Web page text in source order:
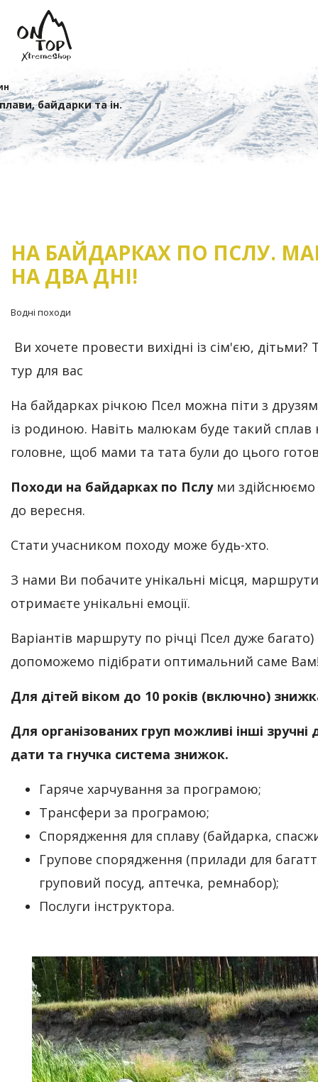
байдарки та ін.
НА БАЙДАРКАХ ПО ПСЛУ.
НА ДВА ДНІ!
Водні походи
Ви хочете провести вихідні із сім'єю, дітьми?
тур для вас
На байдарках річкою Псел можна піти з
із родиною. Навіть малюкам буде такий сплав
головне, щоб мами та тата були до цього
Походи на байдарках по Пслуми здійснюємо
до вересня.
Стати учасником походу може будь-хто.
З нами Ви побачите унікальні місця,
отримаєте унікальні емоції.
Варіантів маршруту по річці Псел дуже
допоможемо підібрати оптимальний саме
Для дітей віком до 10 років (включно)
Для організованих груп можливі інші зручні
дати та гнучка система знижок.
Гаряче харчування за програмою;
Трансфери за програмою;
Спорядження для сплаву (байдарка,
Групове спорядження (прилади для
груповий посуд, аптечка, ремнабор);
Послуги інструктора.